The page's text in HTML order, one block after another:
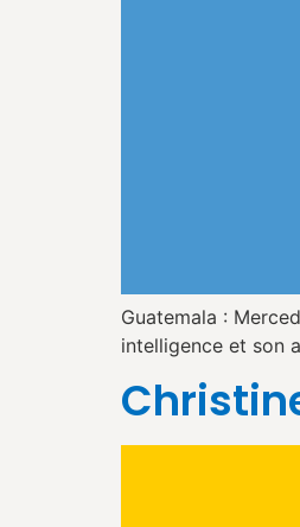
Guatemala :
intelligence et son